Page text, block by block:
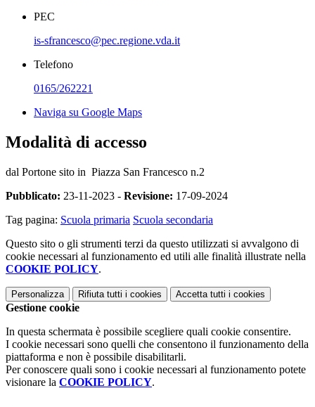
PEC
is-sfrancesco@pec.regione.vda.it
Telefono
0165/262221
Naviga su Google Maps
Modalità di accesso
dal Portone sito in Piazza San Francesco n.2
Pubblicato: 23-11-2023 - Revisione: 17-09-2024
Tag pagina: Scuola primaria Scuola secondaria
Questo sito o gli strumenti terzi da questo utilizzati si avvalgono di
cookie necessari al funzionamento ed utili alle finalità illustrate nella
COOKIE POLICY.
Personalizza Rifiuta tutti i cookies Accetta tutti i cookies
Gestione cookie
In questa schermata è possibile scegliere quali cookie consentire.
I cookie necessari sono quelli che consentono il funzionamento della
piattaforma e non è possibile disabilitarli.
Per conoscere quali sono i cookie necessari al funzionamento potete
visionare la COOKIE POLICY.